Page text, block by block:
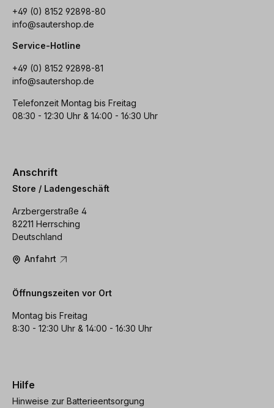
+49 (0) 8152 92898-80
info@sautershop.de
Service-Hotline
+49 (0) 8152 92898-81
info@sautershop.de
Telefonzeit Montag bis Freitag
08:30 - 12:30 Uhr & 14:00 - 16:30 Uhr
Anschrift
Store / Ladengeschäft
Arzbergerstraße 4
82211 Herrsching
Deutschland
Anfahrt
Öffnungszeiten vor Ort
Montag bis Freitag
8:30 - 12:30 Uhr & 14:00 - 16:30 Uhr
Hilfe
Hinweise zur Batterieentsorgung